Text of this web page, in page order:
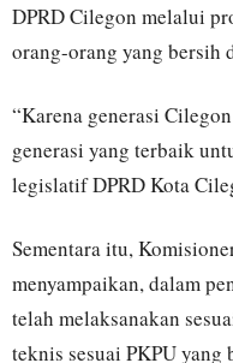
DPRD Cilegon melalui
orang-orang yang bersih
“Karena generasi
generasi yang terbaik
legislatif DPRD Kota
Sementara itu,
menyampaikan, dalam
telah melaksanakan
teknis sesuai PKPU yang